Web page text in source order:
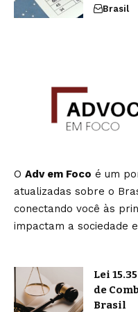
Brasil
O Adv em Foco é um
atualizadas sobre o
conectando você às
impactam a sociedade
Lei
de
Brasil